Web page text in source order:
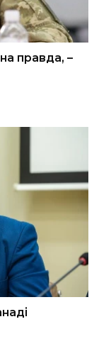
правда, –